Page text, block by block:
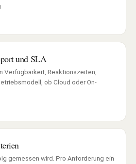
und SLA
Verfügbarkeit, Reaktionszeiten,
ob Cloud oder On-
gemessen wird. Pro Anforderung ein